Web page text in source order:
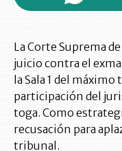
La Corte Suprema
juicio contra el
la Sala 1 del
participación del
toga. Como
recusación para
tribunal.